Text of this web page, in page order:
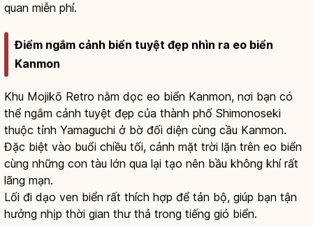
quan miễn phí.
Điểm ngắm cảnh biển tuyệt đẹp nhìn ra eo biển
Kanmon
Khu Mojikō Retro nằm dọc eo biển Kanmon, nơi bạn có
thể ngắm cảnh tuyệt đẹp của thành phố Shimonoseki
thuộc tỉnh Yamaguchi ở bờ đối diện cùng cầu Kanmon.
Đặc biệt vào buổi chiều tối, cảnh mặt trời lặn trên eo biển
cùng những con tàu lớn qua lại tạo nên bầu không khí rất
lãng mạn.
Lối đi dạo ven biển rất thích hợp để tản bộ, giúp bạn tận
hưởng nhịp thời gian thư thả trong tiếng gió biển.